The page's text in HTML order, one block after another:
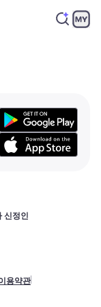
신정인
용약관